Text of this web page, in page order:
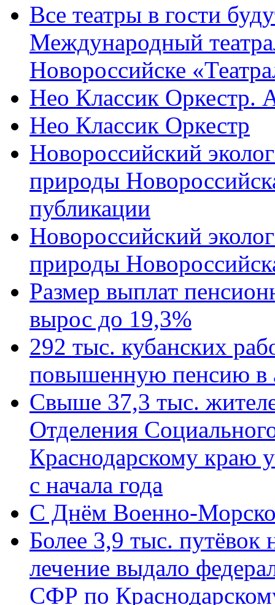
Все театры в гости
Международный
Новороссийске
Нео Классик Оркестр.
Нео Классик Оркестр
Новороссийский
природы
публикации
Новороссийский
природы
Размер выплат
вырос до 19,3%
292 тыс. кубанских
повышенную пенсию в
Свыше 37,3 тыс.
Отделения
Краснодарскому краю
с начала года
C Днём Военно-
Более 3,9 тыс. путёвок
лечение выдало
СФР по